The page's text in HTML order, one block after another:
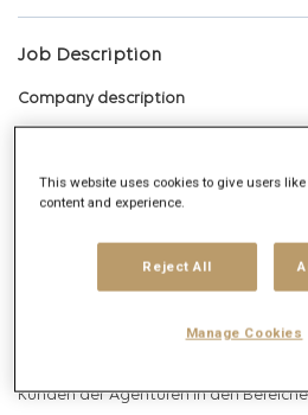
Job Description
Company description
Mediaagenturnetzwerk und Teil des
lebt Publicis Media durch seine
Starcom und Spark, die das
steuern und ständig
Kunden der Agenturen in den
This website uses cookies to give users
content and experience.
Reject All
Manage Cookies